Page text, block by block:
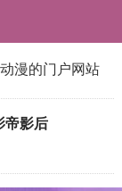
漫的门户网站
帝影后